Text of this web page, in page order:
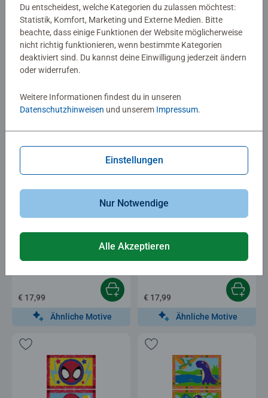
Kleine Robbe
Malen nach Zahlen Kinder
€ 8,99
Welt der Delfine
Durchschnittliche Bewertung 5,0 von 5
Malen nach Zahlen Kinder
€ 22,99
Malen nach Zahlen Kinder
€ 17,99
Ähnliche Motive
Niedliche Faultiere
€ 17,99
Ähnliche Motive
Du entscheidest, welche Kategorien du zulassen möchtest:
Statistik, Komfort, Marketing und Externe Medien. Bitte
beachte, dass einige Funktionen der Website möglicherweise
nicht richtig funktionieren, wenn bestimmte Kategorien
deaktiviert sind. Du kannst deine Einwilligung jederzeit ändern
oder widerrufen.
Weitere Informationen findest du in unseren
Datenschutzhinweisen und unserem Impressum.
Einstellungen
Nur Notwendige
Alle Akzeptieren